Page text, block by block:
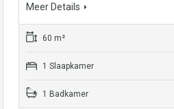
Meer Details
60 m²
1 Slaapkamer
1 Badkamer